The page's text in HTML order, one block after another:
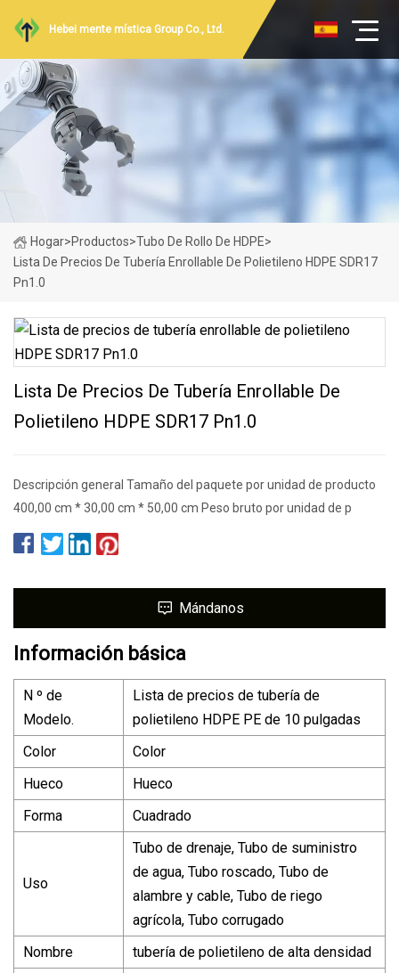
Hebei mente mística Group Co., Ltd.
Hogar>Productos>Tubo De Rollo De HDPE>
Lista De Precios De Tubería Enrollable De Polietileno HDPE SDR17
Pn1.0
Lista De Precios De Tubería Enrollable De
Polietileno HDPE SDR17 Pn1.0
Descripción general Tamaño del paquete por unidad de producto
400,00 cm * 30,00 cm * 50,00 cm Peso bruto por unidad de p
Mándanos
Información básica
N º de
Modelo.
Lista de precios de tubería de
polietileno HDPE PE de 10 pulgadas
Color
Color
Hueco
Hueco
Forma
Cuadrado
Uso
Tubo de drenaje, Tubo de suministro
de agua, Tubo roscado, Tubo de
alambre y cable, Tubo de riego
agrícola, Tubo corrugado
Nombre
tubería de polietileno de alta densidad